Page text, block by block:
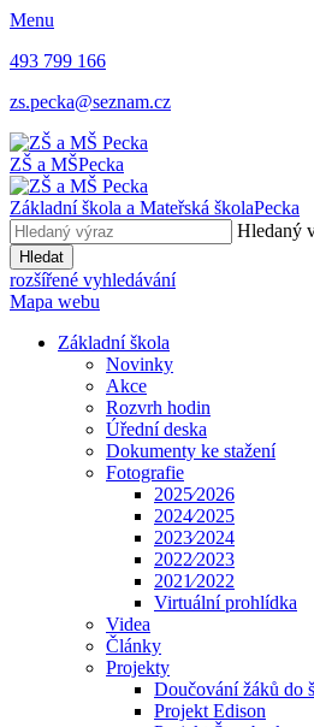
Menu
493 799 166
zs.pecka@seznam.cz
ZŠ a MŠPecka
Základní škola a Mateřská školaPecka
Hledaný
Hledat
rozšířené vyhledávání
Mapa webu
Základní škola
Novinky
Akce
Rozvrh hodin
Úřední deska
Dokumenty ke stažení
Fotografie
2025⁄2026
2024⁄2025
2023⁄2024
2022⁄2023
2021⁄2022
Virtuální prohlídka
Videa
Články
Projekty
Doučování žáků do
Projekt Edison